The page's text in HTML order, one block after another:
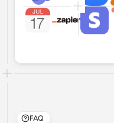
FAQ